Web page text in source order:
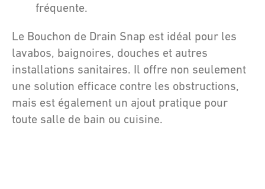
fréquente.
Le Bouchon de Drain Snap est idéal pour les
lavabos, baignoires, douches et autres
installations sanitaires. Il offre non seulement
une solution efficace contre les obstructions,
mais est également un ajout pratique pour
toute salle de bain ou cuisine.